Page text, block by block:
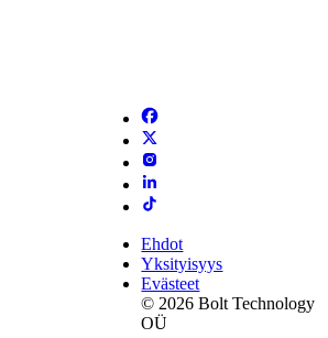
Ehdot
Yksityisyys
Evästeet
© 2026 Bolt Technology
OÜ